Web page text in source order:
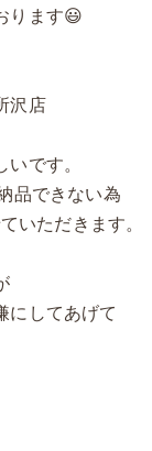
ります😃
沢店
です。
品できない為
いただきます。
にしてあげて